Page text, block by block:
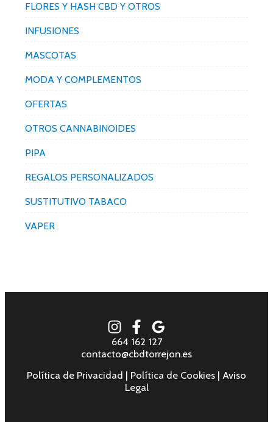
FLORES Y HASH CBD Y OTROS
INFUSIONES
MASCOTAS
MODA Y COMPLEMENTOS
OFERTAS
OTROS CANNABINOIDES
PIPA
REGALOS PERSONALIZADOS
SUSTITUTIVO TABACO
VAPER
664 162 127
contacto@cbdtorrejon.es
Política de Privacidad | Política de Cookies | Aviso
Legal